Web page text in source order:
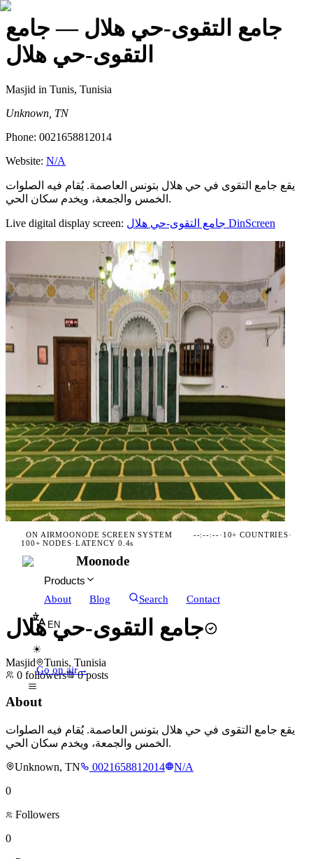
جامع التقوى-حي هلال — جامع
التقوى-حي هلال
Masjid in Tunis, Tunisia
Unknown, TN
Phone: 0021658812014
Website: N/A
يقع جامع التقوى في حي هلال بتونس العاصمة. يُقام فيه الصلوات
الخمس والجمعة، ويخدم سكان الحي.
Live digital display screen: جامع التقوى-حي هلال DinScreen
ON AIRMOONODE SCREEN SYSTEM --:--:--· 10+ COUNTRIES·
100+ NODES·LATENCY 0.4s
Moonode
Products
About
Blog Search Contact
EN
☀
Go on air→
جامع التقوى-حي هلال
Masjid
Tunis, Tunisia
0 followers 0 posts
About
يقع جامع التقوى في حي هلال بتونس العاصمة. يُقام فيه الصلوات
الخمس والجمعة، ويخدم سكان الحي.
Unknown, TN
0021658812014
N/A
0
Followers
0